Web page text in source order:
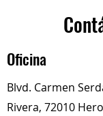
Euro 3 de 15
Descripción
que
generar la
Su función es
Oficina
Blvd. Carmen
Rivera, 72010